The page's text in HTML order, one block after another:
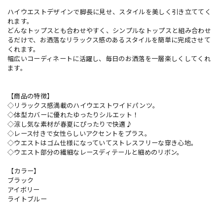
ハイウエストデザインで脚長に見せ、スタイルを美しく引き立ててく
れます。
どんなトップスとも合わせやすく、シンプルなトップスと組み合わせ
るだけで、お洒落なリラックス感のあるスタイルを簡単に完成させて
くれます。
幅広いコーディネートに活躍し、毎日のお洒落を一層楽しくしてくれ
ます。
【商品の特徴】
◇リラックス感満載のハイウエストワイドパンツ。
◇体型カバーに優れたゆったりシルエット！
◇涼し気な素材が春夏にぴったりで快適♪
◇レース付きで女性らしいアクセントをプラス。
◇ウエストはゴム仕様になっていてストレスフリーな穿き心地。
◇ウエスト部分の繊細なレースディテールと細めのリボン。
【カラー】
ブラック
アイボリー
ライトブルー